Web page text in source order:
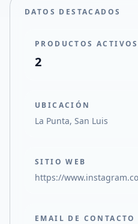
DATOS DESTACADOS
PRODUCTOS ACTIVOS
2
UBICACIÓN
La Punta, San Luis
SITIO WEB
https://
EMAIL DE CONTACTO